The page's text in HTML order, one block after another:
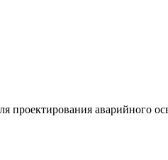
проектирования аварийного